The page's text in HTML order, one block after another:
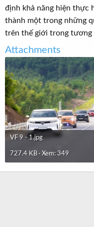
định khả năng hiện thực
thành một trong những
trên thế giới trong tương
Attachments
VF 9 - 1.jpg
727.4 KB · Xem: 349